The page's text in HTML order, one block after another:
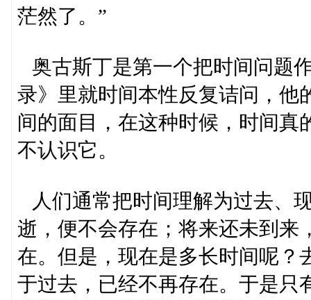
茫然了。”
奥古斯丁是第一个把时间问题
录》里就时间本性反复诘问，他
间的面目，在这种时候，时间真
不认识它。
人们通常把时间理解为过去、
逝，便不会存在；将来还未到来
在。但是，现在是多长时间呢？
于过去，已经不再存在。于是只